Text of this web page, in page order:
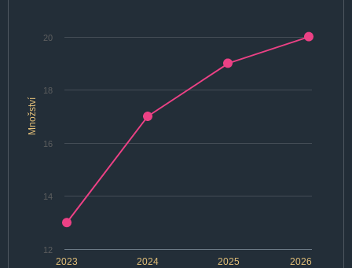
Množství
2024 2026
2023 2025
12
14
16
18
20